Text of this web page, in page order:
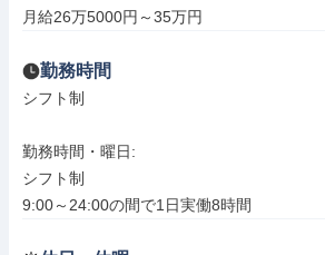
月給26万5000円～35万円
勤務時間
シフト制
勤務時間・曜日:
シフト制
9:00～24:00の間で1日実働8時間